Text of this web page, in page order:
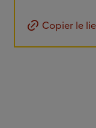
Copier le